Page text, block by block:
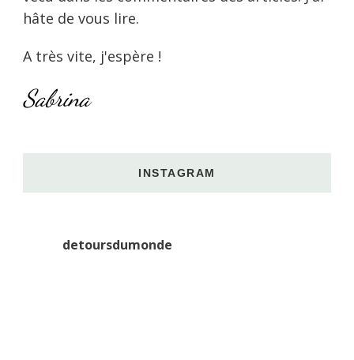
hâte de vous lire.
A très vite, j'espère !
Sabrina
INSTAGRAM
detoursdumonde